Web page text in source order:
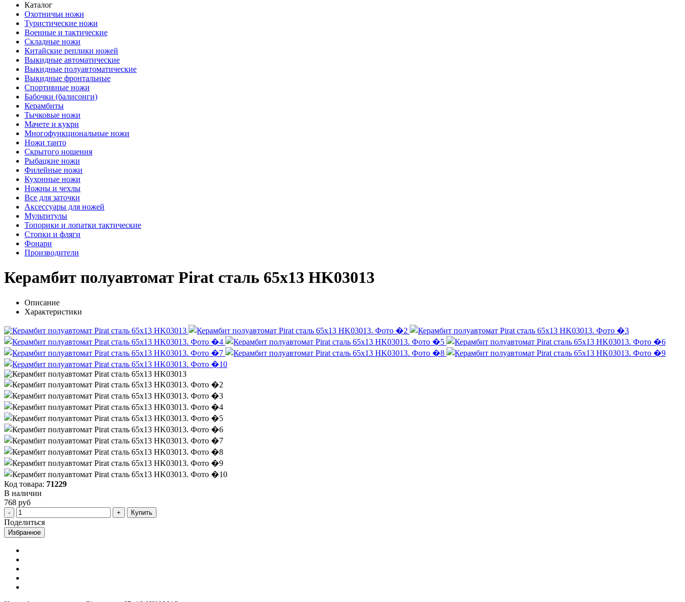
Каталог
Охотничьи ножи
Туристические ножи
Военные и тактические
Складные ножи
Китайские реплики ножей
Выкидные автоматические
Выкидные полуавтоматические
Выкидные фронтальные
Спортивные ножи
Бабочки (балисонги)
Керамбиты
Тычковые ножи
Мачете и кукри
Многофункциональные ножи
Ножи танто
Скрытого ношения
Рыбацкие ножи
Филейные ножи
Кухонные ножи
Ножны и чехлы
Все для заточки
Аксессуары для ножей
Мультитулы
Топорики и лопатки тактические
Стопки и фляги
Фонари
Производители
Керамбит полуавтомат Pirat сталь 65х13 HK03013
Описание
Характеристики
Код товара: 71229
В наличии
768 руб
Купить
Поделиться
Избранное